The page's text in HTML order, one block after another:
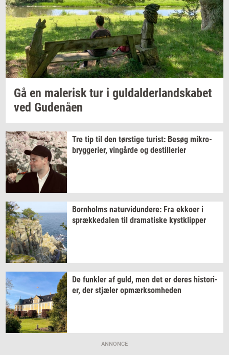
Gå en ma­le­risktur i gul­dal­der­land­ska­bet
ved Gu­denå­en
Tre tip til den tørsti­ge turist: Besøg mi­kro­
bryg­ge­ri­er, vin­går­de og destil­le­ri­er
Born­holms na­tur­vi­dun­de­re: Fra ek­ko­er i
spræk­ke­da­len til dra­ma­ti­ske kyst­klip­per
De funk­ler af guld, men det er deres hi­sto­ri­
er, der stjæ­ler op­mærk­som­he­den
ANNONCE